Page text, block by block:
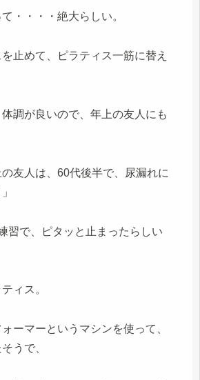
・・・・絶大らしい。
止めて、ピラティス一筋に替え
調が良いので、年上の友人にも
友人は、60代後半で、尿漏れに
習で、ピタッと止まったらしい
ィス。
ーマーというマシンを使って、
うで、